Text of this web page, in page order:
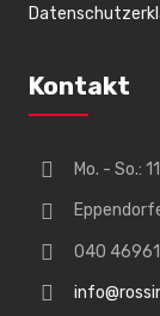
Kontakt
Mo. - So.:
040